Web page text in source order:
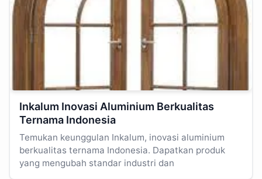
Inkalum Inovasi Aluminium Berkualitas
Ternama Indonesia
Temukan keunggulan Inkalum, inovasi aluminium
berkualitas ternama Indonesia. Dapatkan produk
yang mengubah standar industri dan